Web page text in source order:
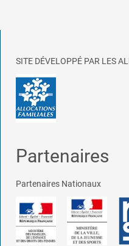
SITE DÉVELOPPÉ PAR LES
Partenaires
Partenaires Nationaux